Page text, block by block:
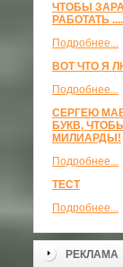
ЧТОБЫ
РАБОТАТЬ ....
Подробнее...
ВОТ ЧТО Я
Подробнее...
СЕРГЕЮ
БУКВ,
МИЛИАРДЫ!
Подробнее...
ТЕСТ
Подробнее...
РЕКЛАМА